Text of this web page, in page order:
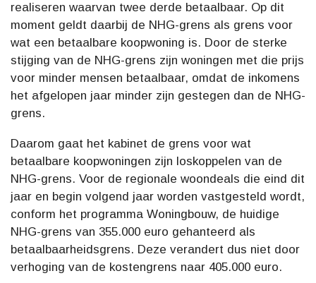
realiseren waarvan twee derde betaalbaar. Op dit
moment geldt daarbij de NHG-grens als grens voor
wat een betaalbare koopwoning is. Door de sterke
stijging van de NHG-grens zijn woningen met die prijs
voor minder mensen betaalbaar, omdat de inkomens
het afgelopen jaar minder zijn gestegen dan de NHG-
grens.
Daarom gaat het kabinet de grens voor wat
betaalbare koopwoningen zijn loskoppelen van de
NHG-grens. Voor de regionale woondeals die eind dit
jaar en begin volgend jaar worden vastgesteld wordt,
conform het programma Woningbouw, de huidige
NHG-grens van 355.000 euro gehanteerd als
betaalbaarheidsgrens. Deze verandert dus niet door
verhoging van de kostengrens naar 405.000 euro.